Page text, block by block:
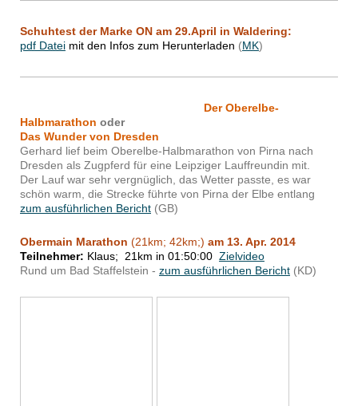
Schuhtest der Marke ON am 29.April in Waldering:
pdf Datei mit den Infos zum Herunterladen (MK)
Der Oberelbe-
Halbmarathon oder
Das Wunder von Dresden
Gerhard lief beim Oberelbe-Halbmarathon von Pirna nach
Dresden als Zugpferd für eine Leipziger Lauffreundin mit.
Der Lauf war sehr vergnüglich, das Wetter passte, es war
schön warm, die Strecke führte von Pirna der Elbe entlang
zum ausführlichen Bericht (GB)
Obermain Marathon (21km; 42km;) am 13. Apr. 2014
Teilnehmer: Klaus; 21km in 01:50:00 Zielvideo
Rund um Bad Staffelstein - zum ausführlichen Bericht (KD)